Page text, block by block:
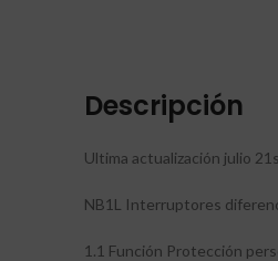
Descripción
Ultima actualización julio
NB1L Interruptores
1.1 Función Protección